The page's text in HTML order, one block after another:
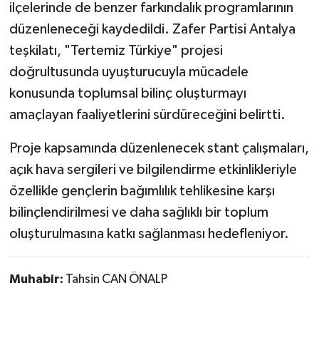
ilçelerinde de benzer farkındalık programlarının
düzenleneceği kaydedildi. Zafer Partisi Antalya
teşkilatı, "Tertemiz Türkiye" projesi
doğrultusunda uyuşturucuyla mücadele
konusunda toplumsal bilinç oluşturmayı
amaçlayan faaliyetlerini sürdüreceğini belirtti.
Proje kapsamında düzenlenecek stant çalışmaları,
açık hava sergileri ve bilgilendirme etkinlikleriyle
özellikle gençlerin bağımlılık tehlikesine karşı
bilinçlendirilmesi ve daha sağlıklı bir toplum
oluşturulmasına katkı sağlanması hedefleniyor.
Muhabir: Tahsin CAN ÖNALP